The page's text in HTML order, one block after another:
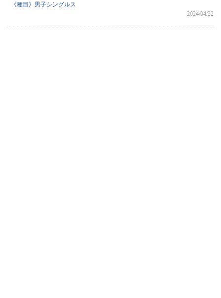
《種目》男子シングルス
2024/04/22